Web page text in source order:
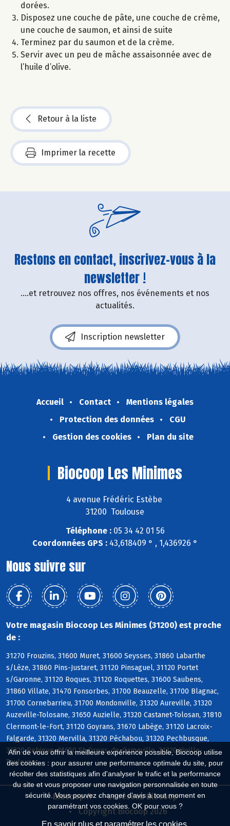
Afin de vous offrir la meilleure expérience possible, Biocoop utilise
des cookies : pour assurer une performance optimale du site, pour
récolter des statistiques afin d'analyser le trafic et la performance
du site et vous proposer une navigation personnalisée en toute
sécurité. Vous pouvez changer d'avis à tout moment en
paramétrant vos cookies. OK pour vous ?
En savoir plus et paramétrer les cookies
dorées.
Disposez une couche de pâte, une couche de crème,
une couche de saumon, et ainsi de suite
Terminez par du saumon et de la crème.
Servir avec un peu de mâche assaisonnée avec de
l’huile d’olive.
Retour à la liste
Imprimer la recette
Restons en contact, inscrivez-vous à la
newsletter !
....et retrouvez nos offres, nos événements et nos
actualités.
Inscription newsletter
Accueil Contact
Mentions légales
Protection des données
CGU
Gestion des cookies
Plan du site
Biocoop Les Minimes
4 avenue Frédéric Estèbe
31200 Toulouse
Téléphone :05 34 42 01 56
Coordonnées GPS : 43,618409 ° , 1,436926 °
Nous suivre sur
Votre magasin Biocoop Les Minimes (31200) est proche
de :
31270 Frouzins, 31600 Muret, 31600 Seysses, 31860 Labarthe
s/Lèze, 31860 Pins-Justaret, 31120 Pinsaguel, 31120 Portet
s/Garonne, 31120 Roques, 31120 Roquettes, 31600 Saubens,
31860 Villate, 31470 Fonsorbes, 31700 Beauzelle, 31700 Blagnac,
31700 Cornebarrieu, 31700 Mondonville, 31320 Aureville, 31320
Auzeville-Tolosane, 31650 Auzielle, 31320 Castanet-Tolosan, 31810
Clermont-le-Fort, 31120 Goyrans, 31670 Labège, 31120 Lacroix-
Falgarde, 31320 Mervilla, 31320 Péchabou, 31320 Pechbusque,
31320 Rebigue, 31650 St-Orens-de-Gameville, 31320 Vieille-
Toulouse
Biocoop.fr
Le réseau Biocoop
Copyright Biocoop 2026